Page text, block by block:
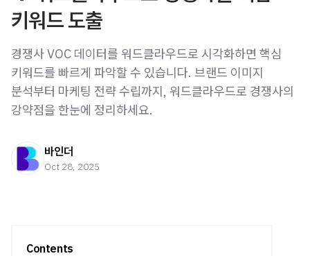
키워드 도출
경쟁사 VOC 데이터를 워드클라우드로 시각화하면 핵심
키워드를 빠르게 파악할 수 있습니다. 브랜드 이미지
분석부터 마케팅 전략 수립까지, 워드클라우드로 경쟁사의
강약점을 한눈에 정리하세요.
바인더
Oct 28, 2025
Contents